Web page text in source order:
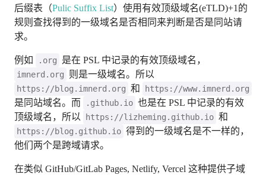
后缀表（Pulic Suffix List）使用有效顶级域名(eTLD)+1的
规则查找得到的一级域名是否相同来判断是否是同站请
求。
例如 .org 是在 PSL 中记录的有效顶级域名，
imnerd.org 则是一级域名。所以
https://blog.imnerd.org 和 https://www.imnerd.org
是同站域名。而 .github.io 也是在 PSL 中记录的有效
顶级域名，所以
https://lizheming.github.io 和
https://blog.github.io 得到的一级域名是不一样的，
他们两个是跨域请求。
在类似 GitHub/GitLab Pages, Netlify, Vercel 这种提供子域